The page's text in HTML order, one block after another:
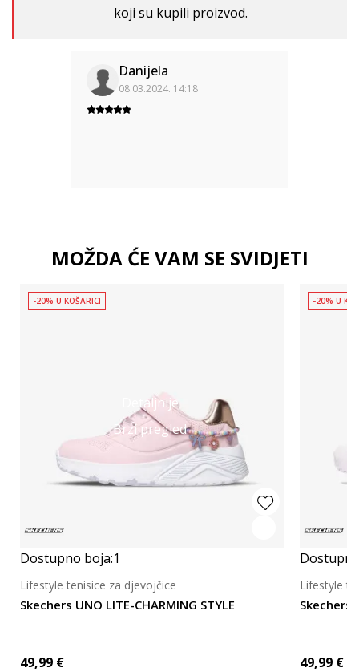
koji su kupili proizvod.
Danijela
08.03.2024. 14:18
MOŽDA ĆE VAM SE SVIDJETI
Detaljnije
Brzi pregled
-20% U KOŠARICI
Dostupno boja:1
Skechers UNO LITE-CHARMING STYLE
Lifestyle tenisice za djevojčice
49,99 €
-20% U
Skechers
Lifestyle
49,99 €